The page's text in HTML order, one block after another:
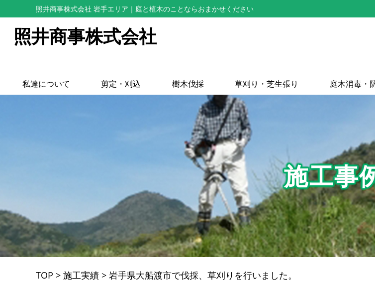
照井商事株式会社 岩手エリア ｜庭と植木のことならおまかせください
照井商事株式会社
私達について 剪定・刈込 樹木伐採 草刈り・芝生張り 庭木消毒・
施工事
TOP > 施工実績 > 岩手県大船渡市で伐採、草刈りを行いました。